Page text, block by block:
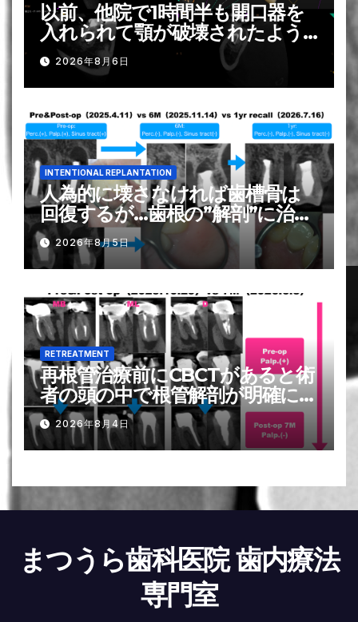
以前、他院で1時間半も開口器を
入れられて顎が破壊されたよう
になり, それがトラウマで歯の神
経の治療は苦手です？！。。。そ
れを解消する方法は？ー#31 Re-
RCT 1回法
2026年8月6日
INTENTIONAL REPLANTATION
人為的に壊さなければ歯槽骨は
回復するが…歯根の”解剖”に治療
は勝てるのか？〜#13
Intentional Replantation 1yr
recall
2026年8月5日
RETREATMENT
再根管治療前にCBCTがあると術
者の頭の中で根管解剖が明確にな
る〜#19 Re-RCTとその7M
recall
2026年8月4日
まつうら歯科医院 歯内療法
専門室